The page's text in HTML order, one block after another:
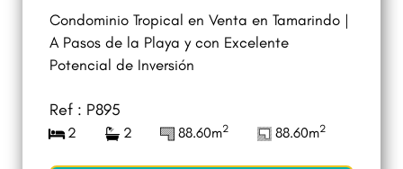
Condominio Tropical en Venta en Tamarindo |
A Pasos de la Playa y con Excelente
Potencial de Inversión
Ref : P895
2 2 88.60m2 88.60m2